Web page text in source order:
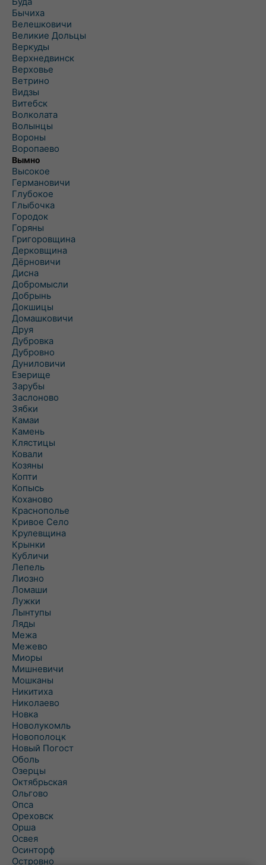
Бычиха
Велешковичи
Великие Дольцы
Веркуды
Верхнедвинск
Верховье
Ветрино
Видзы
Витебск
Волколата
Волынцы
Вороны
Воропаево
Вымно
Высокое
Германовичи
Глубокое
Глыбочка
Городок
Горяны
Григоровщина
Дерковщина
Дёрновичи
Дисна
Добромысли
Добрынь
Докшицы
Домашковичи
Друя
Дубровка
Дубровно
Дуниловичи
Езерище
Зарубы
Заслоново
Зябки
Камаи
Камень
Клястицы
Ковали
Козяны
Копти
Копысь
Коханово
Краснополье
Кривое Село
Крулевщина
Крынки
Кубличи
Лепель
Лиозно
Ломаши
Лужки
Лынтупы
Ляды
Межа
Межево
Миоры
Мишневичи
Мошканы
Никитиха
Николаево
Новка
Новолукомль
Новополоцк
Новый Погост
Оболь
Озерцы
Октябрьская
Ольгово
Опса
Ореховск
Орша
Освея
Осинторф
Островно